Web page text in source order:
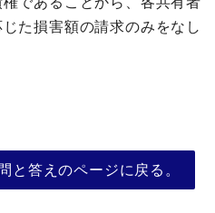
た損害額の請求のみをなし
と答えのページに戻る。